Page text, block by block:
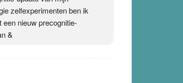
zelfexperimenten ben ik
een nieuw precognitie-
&